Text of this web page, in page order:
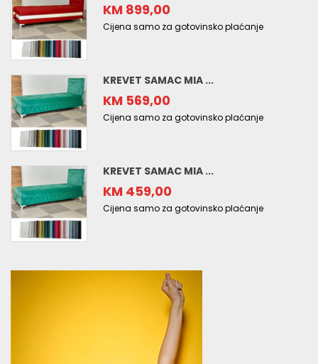
KM 899,00
Cijena samo za gotovinsko plaćanje
KREVET SAMAC MIA ...
KM 569,00
Cijena samo za gotovinsko plaćanje
KREVET SAMAC MIA ...
KM 459,00
Cijena samo za gotovinsko plaćanje